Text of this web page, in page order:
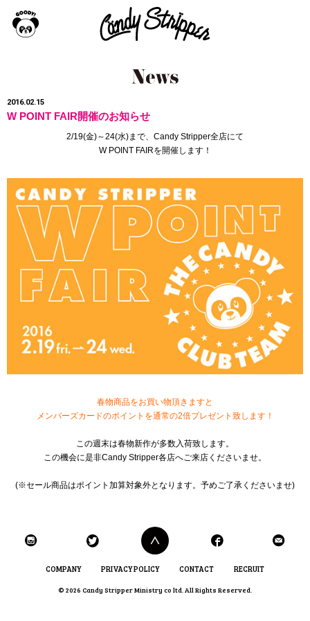
2016.02.15
W POINT FAIR開催のお知らせ
2/19(金)～24(水)まで、Candy Stripper全店にて
W POINT FAIRを開催します！
春物商品をお買い物頂きますと
メンバーズカードのポイントを通常の2倍プレゼント致します！
この週末は春物新作が多数入荷致します。
この機会に是非Candy Stripper各店へご来店くださいませ。
(※セール商品はポイント加算対象外となります。予めご了承くださいませ)
COMPANY PRIVACY POLICY CONTACT RECRUIT
© 2026 Candy Stripper Ministry co ltd. All Rights Reserved.